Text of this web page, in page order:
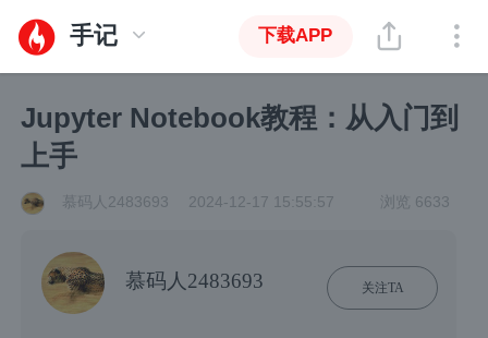
手记 下载APP
Jupyter Notebook教程：从入门到
上手
慕码人2483693 2024-12-17 15:55:57 浏览 6633
慕码人2483693 关注TA